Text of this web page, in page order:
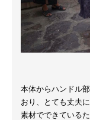
本体からハンドル
おり、とても丈夫
素材でできている